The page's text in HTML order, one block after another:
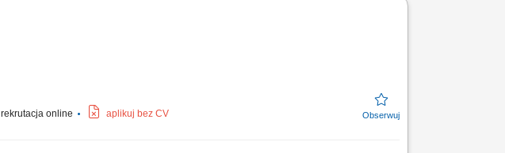
rekrutacja online aplikuj bez CV